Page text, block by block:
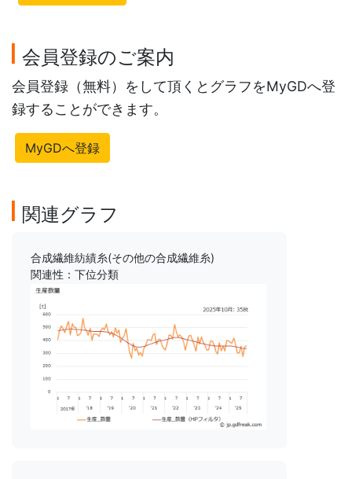
会員登録のご案内
会員登録（無料）をして頂くとグラフをMyGDへ登
録することができます。
MyGDへ登録
関連グラフ
合成繊維紡績糸(その他の合成繊維糸)
関連性：下位分類